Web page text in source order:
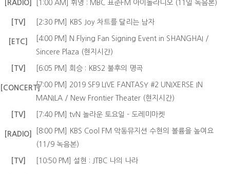
[RADIO] [1:00 AM] 휘영 : MBC 표준FM 아이돌라디오 (11일 녹음본)
[TV] [2:30 PM] KBS Joy 차트를 달리는 남자
[ETC]
[4:00 PM] N.Flying Fan Signing Event in SHANGHAI /
Sincere Plaza (현지시간)
[TV] [6:05 PM] 회승 : KBS2 불후의 명곡
[CONCERT][7:00 PM] 2019 SF9 LIVE FANTASY #2 UNIXERSE IN
MANILA / New Frontier Theater (현지시간)
[TV] [7:40 PM] tvN 놀라운 토요일 - 도레미마켓
[RADIO]
[8:00 PM] KBS Cool FM 악동뮤지션 수현의 볼륨을 높여요
(11/9 녹음본)
[TV] [10:50 PM] 설현 : JTBC 나의 나라